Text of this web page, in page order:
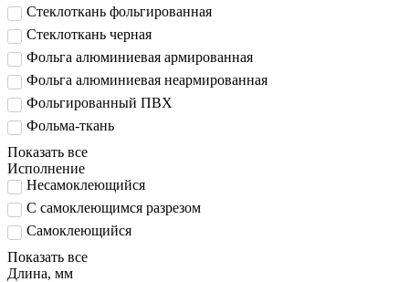
Стеклоткань фольгированная
Стеклоткань черная
Фольга алюминиевая армированная
Фольга алюминиевая неармированная
Фольгированный ПВХ
Фольма-ткань
Показать все
Исполнение
Несамоклеющийся
С самоклеющимся разрезом
Самоклеющийся
Показать все
Длина, мм